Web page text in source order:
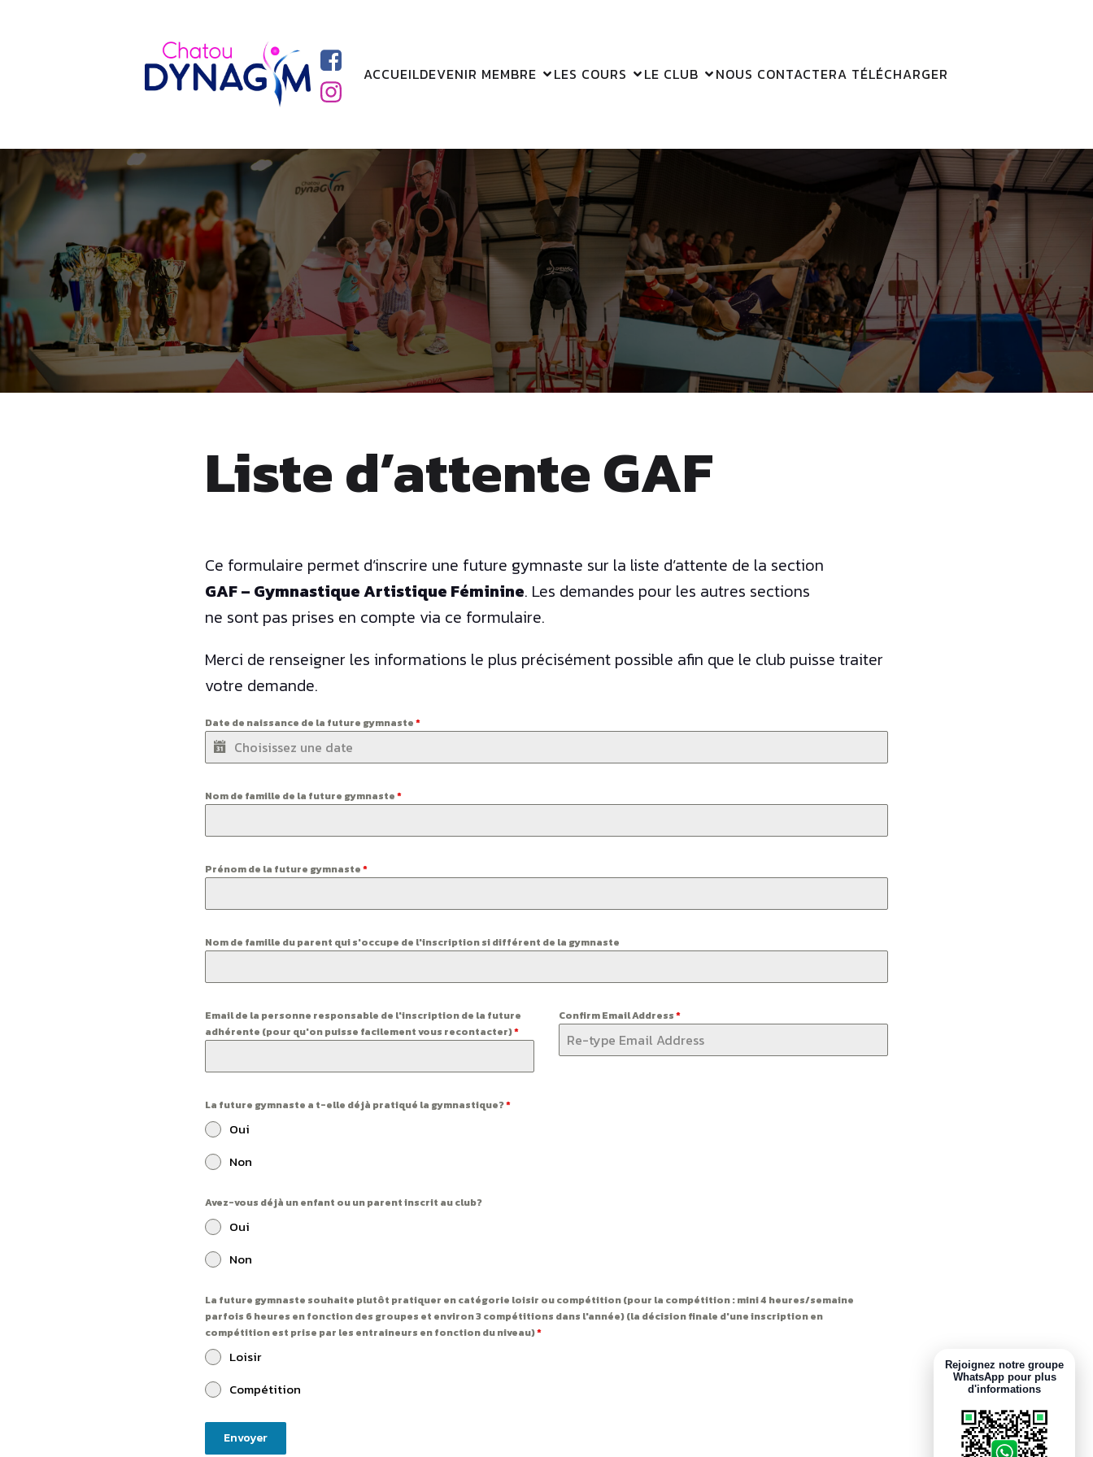
ACCUEILDEVENIR MEMBRE LES COURS LE CLUB NOUS CONTACTERA TÉLÉCHARGER
Liste d’attente GAF
Ce formulaire permet d’inscrire une future gymnaste sur la liste d’attente de la section
GAF – Gymnastique Artistique Féminine. Les demandes pour les autres sections
ne sont pas prises en compte via ce formulaire.
Merci de renseigner les informations le plus précisément possible afin que le club puisse traiter
votre demande.
Date de naissance de la future gymnaste*
Nom de famille de la future gymnaste*
Prénom de la future gymnaste*
Nom de famille du parent qui s'occupe de l'inscription si différent de la gymnaste
Email de la personne responsable de l'inscription de la future
adhérente (pour qu'on puisse facilement vous recontacter)*
Confirm Email Address*
La future gymnaste a t-elle déjà pratiqué la gymnastique?*
Oui
Non
Avez-vous déjà un enfant ou un parent inscrit au club?
Oui
Non
La future gymnaste souhaite plutôt pratiquer en catégorie loisir ou compétition (pour la compétition : mini 4 heures/semaine
parfois 6 heures en fonction des groupes et environ 3 compétitions dans l'année) (la décision finale d'une inscription en
compétition est prise par les entraineurs en fonction du niveau)*
Loisir
Compétition
Envoyer
Rejoignez notre groupe
WhatsApp pour plus
d'informations